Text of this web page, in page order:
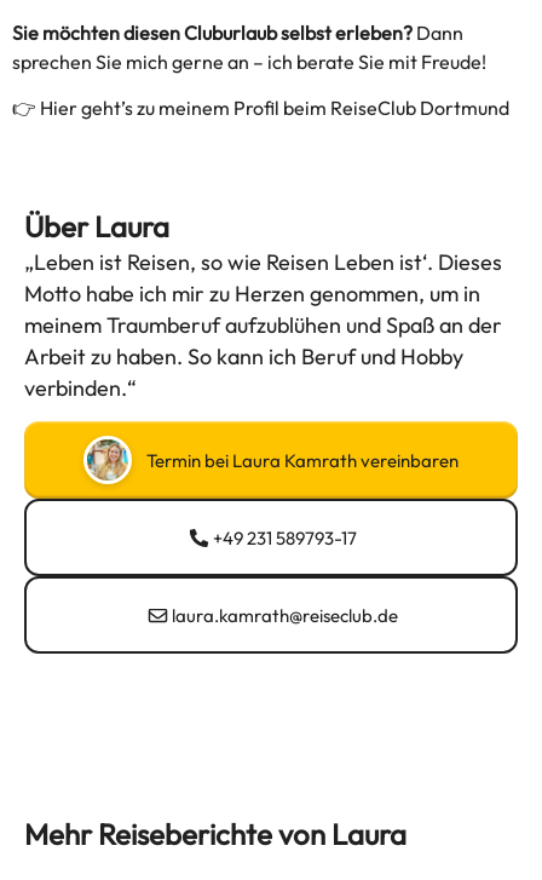
Sie möchten diesen Cluburlaub selbst erleben? Dann
sprechen Sie mich gerne an – ich berate Sie mit Freude!
👉 Hier geht’s zu meinem Profil beim ReiseClub Dortmund
Über Laura
„Leben ist Reisen, so wie Reisen Leben ist‘. Dieses
Motto habe ich mir zu Herzen genommen, um in
meinem Traumberuf aufzublühen und Spaß an der
Arbeit zu haben. So kann ich Beruf und Hobby
verbinden.“
Termin bei Laura Kamrath vereinbaren
+49 231 589793-17
laura.kamrath@reiseclub.de
Mehr Reiseberichte von Laura